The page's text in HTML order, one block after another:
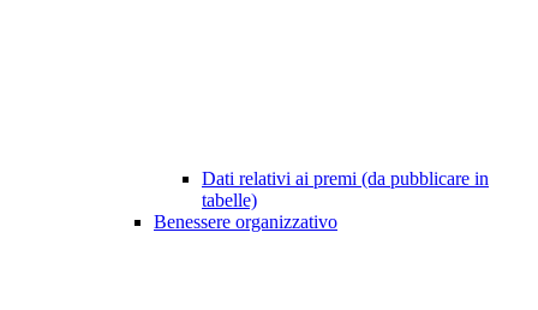
Dati relativi ai premi (da pubblicare in
tabelle)
Benessere organizzativo